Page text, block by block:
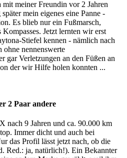
meiner Freundin vor 2 Jahren
mein eigenes eine Panne -
Es blieb nur ein Fußmarsch,
Jetzt lernten wir erst
Stiefel kennen - nämlich nach
ohne nennenswerte
gar Verletzungen an den Füßen an
der wir Hilfe holen konnten ...
2 Paar andere
nach 9 Jahren und ca. 90.000 km
Immer dicht und auch bei
das Profil lässt jetzt nach, ob die
Red.: ja, natürlich!). Ein Bekannter